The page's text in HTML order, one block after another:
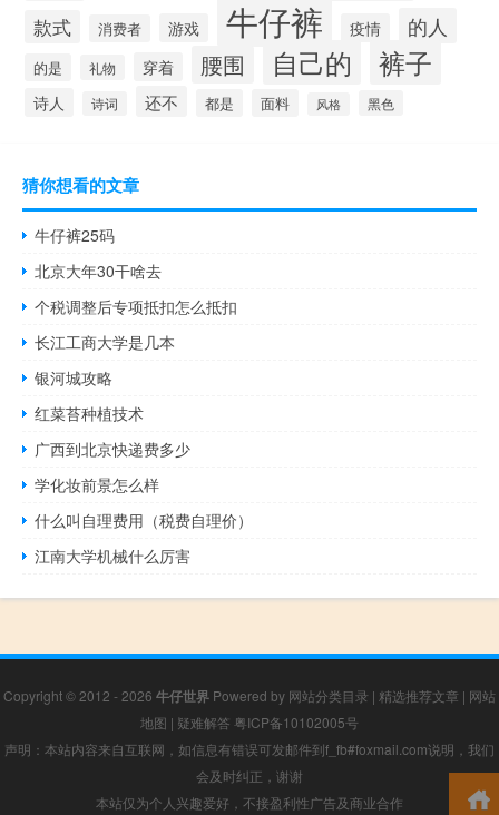
款式
消费者 游戏 牛仔裤 疫情 的人
的是 礼物 穿着 腰围 自己的 裤子
诗人 诗词 还不 都是 面料 风格 黑色
猜你想看的文章
牛仔裤25码
北京大年30干啥去
个税调整后专项抵扣怎么抵扣
长江工商大学是几本
银河城攻略
红菜苔种植技术
广西到北京快递费多少
学化妆前景怎么样
什么叫自理费用（税费自理价）
江南大学机械什么厉害
Copyright © 2012 - 2026 牛仔世界 Powered by 网站分类目录 | 精选推荐文章 | 网站
地图 | 疑难解答 粤ICP备10102005号
声明：本站内容来自互联网，如信息有错误可发邮件到f_fb#foxmail.com说明，我们
会及时纠正，谢谢
本站仅为个人兴趣爱好，不接盈利性广告及商业合作